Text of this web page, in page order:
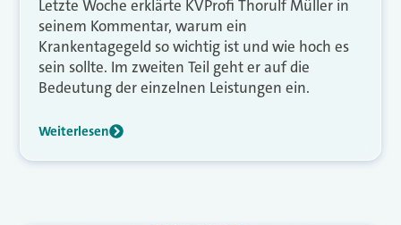
Letzte Woche erklärte KVProfi Thorulf Müller in
seinem Kommentar, warum ein
Krankentagegeld so wichtig ist und wie hoch es
sein sollte. Im zweiten Teil geht er auf die
Bedeutung der einzelnen Leistungen ein.
Weiterlesen